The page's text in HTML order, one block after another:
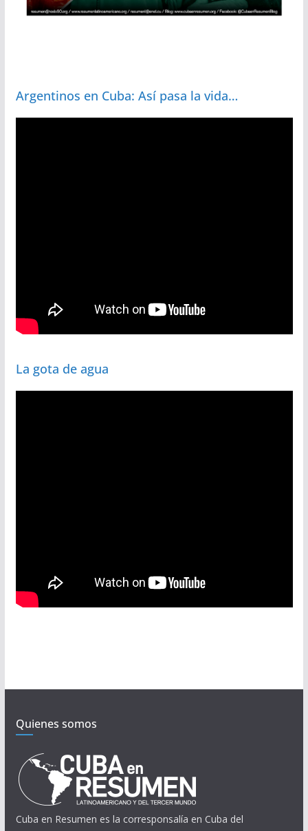
Argentinos en Cuba: Así pasa la vida…
La gota de agua
Quienes somos
Cuba en Resumen es la corresponsalía en Cuba del